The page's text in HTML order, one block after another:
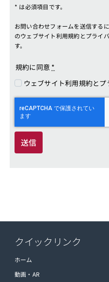
のウェブサイト利用規約とプライ
規約に同意 *
送信
動画・AR
ニュース
企業情報